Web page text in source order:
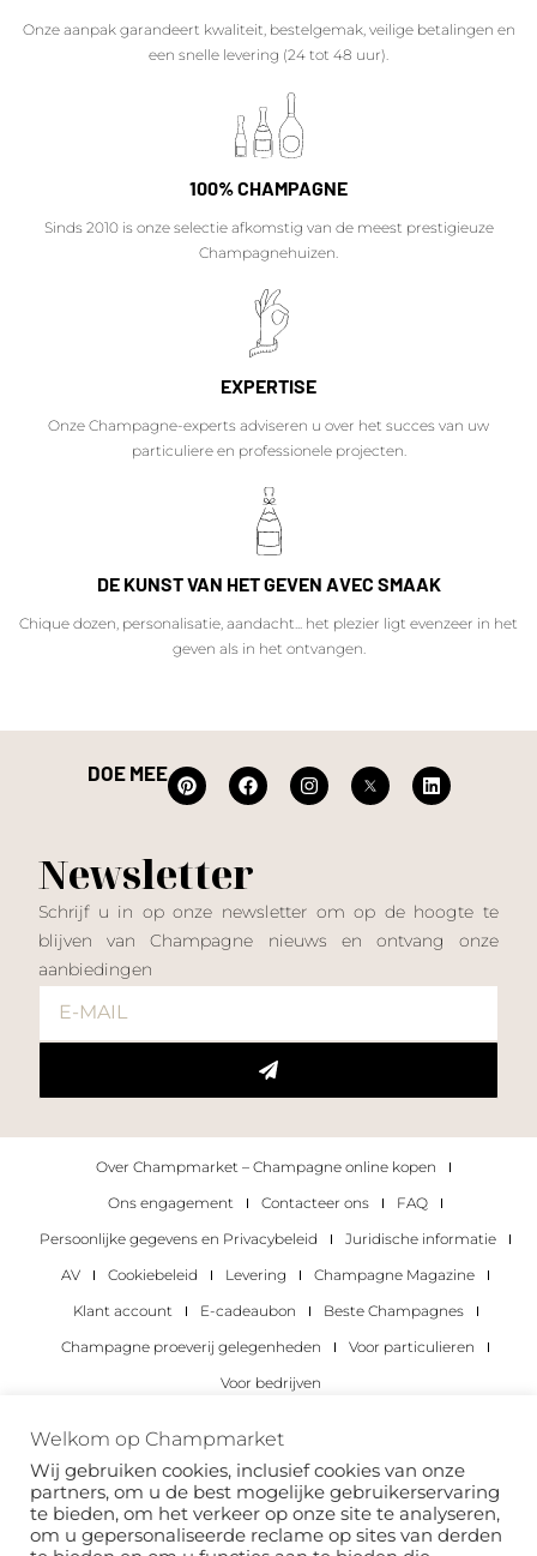
Onze aanpak garandeert kwaliteit, bestelgemak, veilige betalingen en
een snelle levering (24 tot 48 uur).
100% CHAMPAGNE
Sinds 2010 is onze selectie afkomstig van de meest prestigieuze
Champagnehuizen.
EXPERTISE
Onze Champagne-experts adviseren u over het succes van uw
particuliere en professionele projecten.
DE KUNST VAN HET GEVEN AVEC SMAAK
Chique dozen, personalisatie, aandacht... het plezier ligt evenzeer in het
geven als in het ontvangen.
DOE MEE
Newsletter
Schrijf u in op onze newsletter om op de hoogte te
blijven van Champagne nieuws en ontvang onze
aanbiedingen
Over Champmarket – Champagne online kopen
Ons engagement
Contacteer ons
FAQ
Persoonlijke gegevens en Privacybeleid
Juridische informatie
AV
Cookiebeleid Levering
Champagne Magazine
Klant account
E-cadeaubon
Beste Champagnes
Champagne proeverij gelegenheden
Voor particulieren
Voor bedrijven
Copyright 2022 © alle rechten voorbehouden.
Welkom op Champmarket
Wij gebruiken cookies, inclusief cookies van onze
partners, om u de best mogelijke gebruikerservaring
te bieden, om het verkeer op onze site te analyseren,
om u gepersonaliseerde reclame op sites van derden